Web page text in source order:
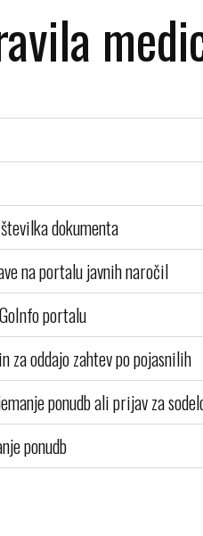
dokumenta
na portalu javnih naročil
portalu
za oddajo zahtev po pojasnilih
ponudb ali prijav za
ponudb